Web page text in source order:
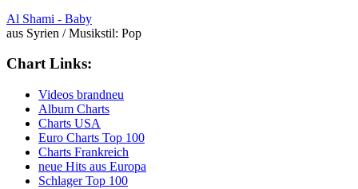
Al Shami - Baby
aus Syrien / Musikstil: Pop
Chart Links:
Videos brandneu
Album Charts
Charts USA
Euro Charts Top 100
Charts Frankreich
neue Hits aus Europa
Schlager Top 100